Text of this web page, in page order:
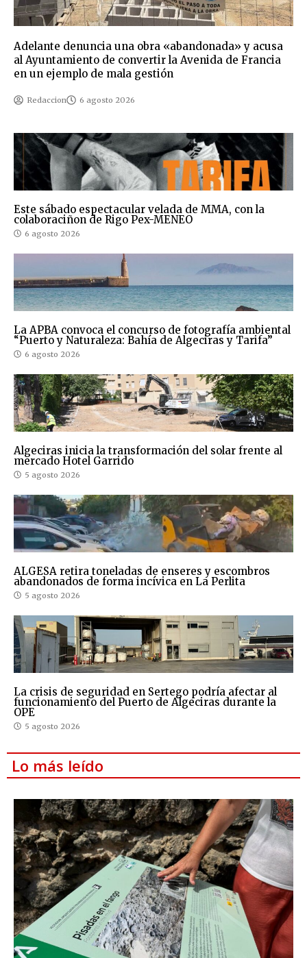
Adelante denuncia una obra «abandonada» y acusa
al Ayuntamiento de convertir la Avenida de Francia
en un ejemplo de mala gestión
Redaccion 6 agosto 2026
Este sábado espectacular velada de MMA, con la
colaboraciñon de Rigo Pex-MENEO
6 agosto 2026
La APBA convoca el concurso de fotografía ambiental
“Puerto y Naturaleza: Bahía de Algeciras y Tarifa”
6 agosto 2026
Algeciras inicia la transformación del solar frente al
mercado Hotel Garrido
5 agosto 2026
ALGESA retira toneladas de enseres y escombros
abandonados de forma incívica en La Perlita
5 agosto 2026
La crisis de seguridad en Sertego podría afectar al
funcionamiento del Puerto de Algeciras durante la
OPE
5 agosto 2026
Lo más leído